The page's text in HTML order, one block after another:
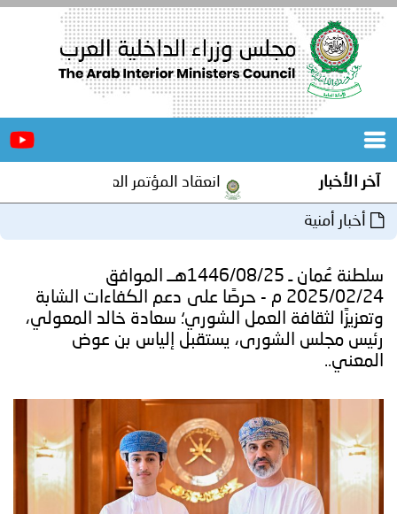
الرئيسية
المكاتب
المجلس
مؤتمرات
و
اجتماعات
جهود
و
إنجازات
برامج
توعوية
الخدمات
الإلكترونية
صور
وفيديو
مجلة
آخر الأخبار انعقاد المؤتمر العربي الثاني عشر
أخبار أمنية
سلطنة عُمان ـ 1446/08/25هــ الموافق
2025/02/24 م - حرصًا على دعم الكفاءات الشابة
وتعزيزًا لثقافة العمل الشوري؛ سعادة خالد المعولي،
رئيس مجلس الشورى، يستقبل إلياس بن عوض
المعني..